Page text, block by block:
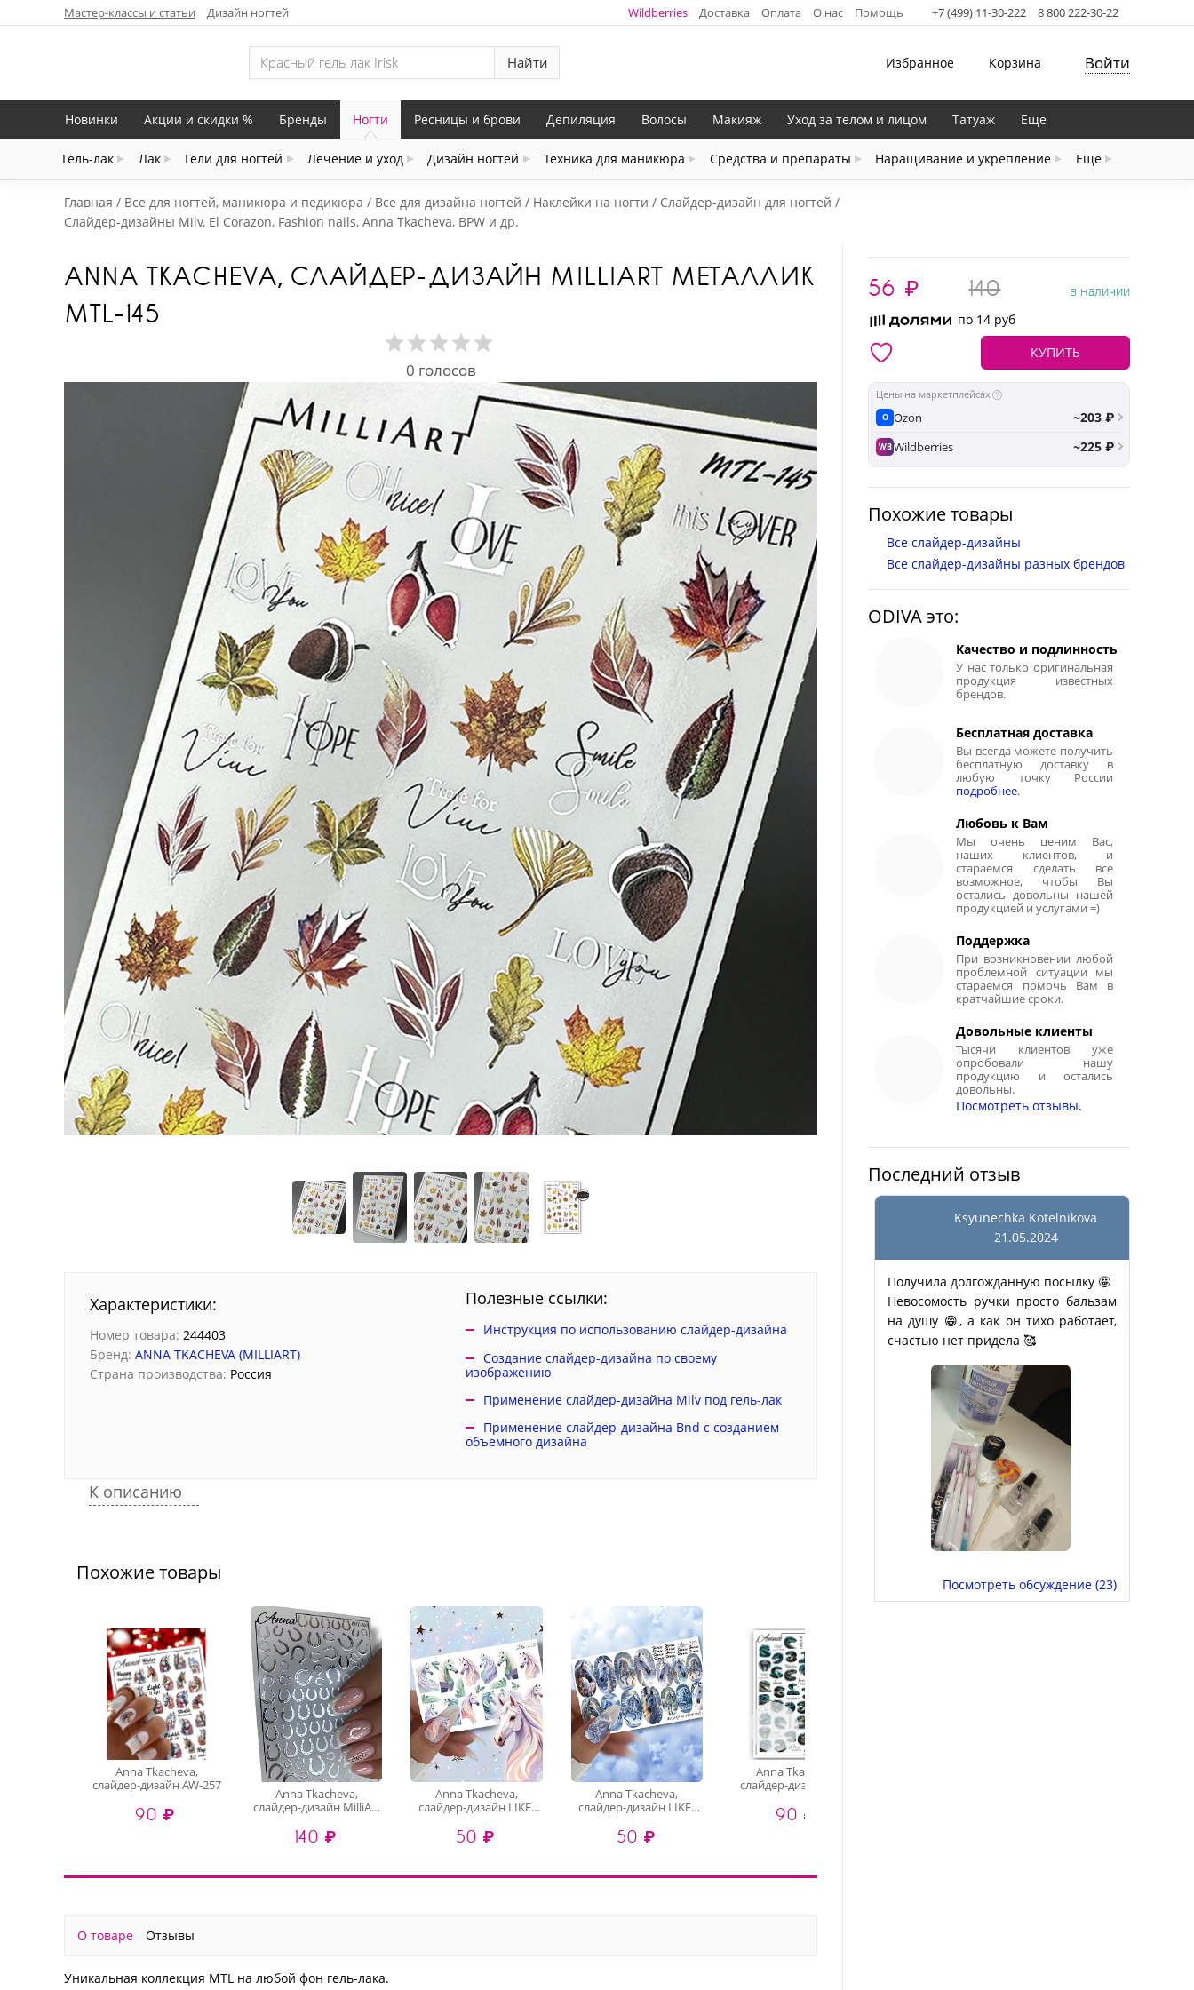
Мастер-классы и статьи Дизайн ногтей Wildberries Доставка Оплата О нас Помощь +7 (499) 11-30-222 8 800 222-30-22
Найти Избранное Корзина Войти
Новинки Акции и скидки % Бренды Ногти
Гель-лак Лак Гели для ногтей Лечение и уход Дизайн ногтей Техника для маникюра Средства и препараты Наращивание и укрепление Еще
Ресницы и брови Депиляция Волосы Макияж Уход за телом и лицом Татуаж Еще
Главная Все для ногтей, маникюра и педикюра Все для дизайна ногтей Наклейки на ногти
Слайдер-дизайн для ногтей
Слайдер-дизайны Milv, El Corazon, Fashion nails, Anna Tkacheva, BPW и др.
ANNA TKACHEVA, СЛАЙДЕР-ДИЗАЙН MILLIART МЕТАЛЛИК
MTL-145
0 голосов
Характеристики:
Номер товара: 244403
Бренд: ANNA TKACHEVA (MILLIART)
Страна производства: Россия
Полезные ссылки:
Инструкция по использованию слайдер-дизайна
Создание слайдер-дизайна по своему
изображению
Применение слайдер-дизайна Milv под гель-лак
Применение слайдер-дизайна Bnd с созданием
объемного дизайна
К описанию
Похожие товары
Anna Tkacheva,
слайдер-дизайн AW-257
90 ₽
Anna Tkacheva,
слайдер-дизайн MilliArt
140 ₽
Anna Tkacheva,
слайдер-дизайн LIKE-
50 ₽
Anna Tkacheva,
слайдер-дизайн LIKE-
50 ₽
Anna Tkacheva,
слайдер-дизайн LUX-
90 ₽
О товаре Отзывы
Уникальная коллекция MTL на любой фон гель-лака.
56 ₽ 140
в наличии
по 14 руб
КУПИТЬ
Цены на маркетплейсах
O Ozon ~203 ₽
WBWildberries ~225 ₽
Похожие товары
Все слайдер-дизайны
Все слайдер-дизайны разных брендов
ODIVA это:
Качество и подлинность
У нас только оригинальная
продукция известных
брендов.
Бесплатная доставка
Вы всегда можете получить
бесплатную доставку в
любую точку России
подробнее.
Любовь к Вам
Мы очень ценим Вас,
наших клиентов, и
стараемся сделать все
возможное, чтобы Вы
остались довольны нашей
продукцией и услугами =)
Поддержка
При возникновении любой
проблемной ситуации мы
стараемся помочь Вам в
кратчайшие сроки.
Довольные клиенты
Тысячи клиентов уже
опробовали нашу
продукцию и остались
довольны.
Посмотреть отзывы.
Последний отзыв
Ksyunechka Kotelnikova
21.05.2024
Получила долгожданную посылку 🤩
Невосомость ручки просто бальзам
на душу 😁, а как он тихо работает,
счастью нет придела 🥰
Посмотреть обсуждение (23)